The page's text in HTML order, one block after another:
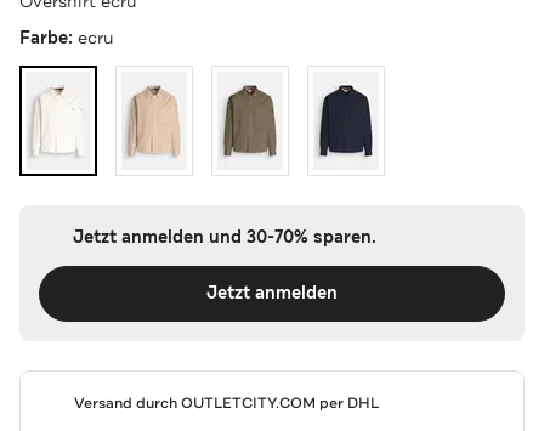
Farbe: ecru
Jetzt anmelden und 30-70% sparen.
Jetzt anmelden
Versand durchOUTLETCITY.COM per DHL